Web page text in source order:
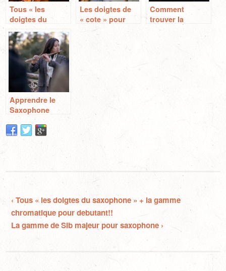
Tous « les
doigtes du
saxophone » + la
gamme
chromatique
pour debutant!!
Les doigtes de
« cote » pour
saxophone
Comment
trouver la
tonalite d’un
saxophone
Apprendre le
Saxophone
Sopranino:
Conseils et
Formations
‹ Tous « les doigtes du saxophone » + la gamme
chromatique pour debutant!!
La gamme de SIb majeur pour saxophone ›